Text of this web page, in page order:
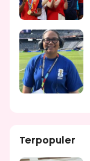
Terpopuler